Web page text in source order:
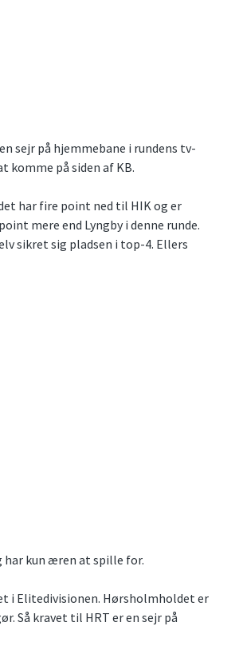
sejr på hjemmebane i rundens tv-
komme på siden af KB.
har fire point ned til HIK og er
mere end Lyngby i denne runde.
sikret sig pladsen i top-4. Ellers
har kun æren at spille for.
i Elitedivisionen. Hørsholmholdet er
Så kravet til HRT er en sejr på